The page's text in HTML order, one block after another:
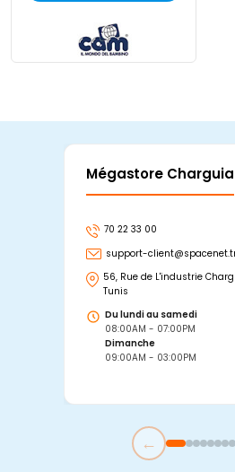
Mégastore Charguia
70 22 33 00
support-
56, Rue de L'industrie
Tunis
Du lundi au samedi
08:00AM - 07:00PM
Dimanche
09:00AM - 03:00PM
←